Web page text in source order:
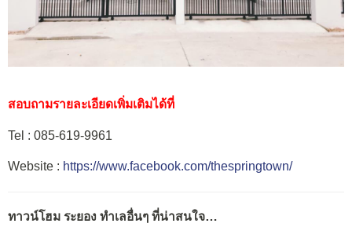
สอบถามรายละเอียดเพิ่มเติมได้ที่
Tel : 085-619-9961
Website : https://www.facebook.com/thespringtown/
ทาวน์โฮม ระยอง ทำเลอื่นๆ ที่น่าสนใจ…